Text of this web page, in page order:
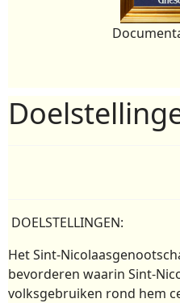
DOELSTELLINGEN:
Het Sint-
bevorderen waarin Sint-
volksgebruiken rond hem